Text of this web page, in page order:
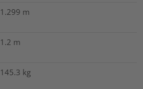
1.299 m
1.2 m
145.3 kg